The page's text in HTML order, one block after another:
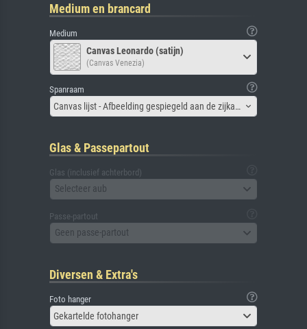
Medium en brancard
Medium
Canvas Leonardo (satijn)
(Canvas Venezia)
Spanraam
Canvas lijst - Afbeelding gespiegeld aan de zijkant
Glas & Passepartout
Glas (inclusief achterbord)
Selecteer aub
Passe-partout
Geen passe-partout
Diversen & Extra's
Foto hanger
Gekartelde fotohanger